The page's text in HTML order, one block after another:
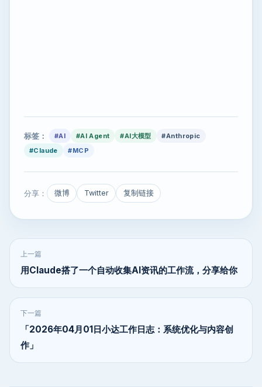
标签： #AI #AI Agent #AI大模型
#Anthropic
#Claude
#MCP
分享： 微博 Twitter 复制链接
上一篇
用Claude搭了一个自动收集AI资讯的工作流，分享给你
下一篇
「2026年04月01日小达工作日志：系统优化与内容创
作」